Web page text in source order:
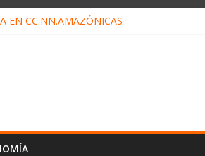
EN CC.NN.AMAZÓNICAS